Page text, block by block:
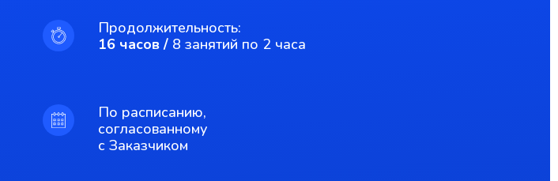
Продолжительность:
16 часов / 8 занятий по 2 часа
По расписанию,
согласованному
с Заказчиком